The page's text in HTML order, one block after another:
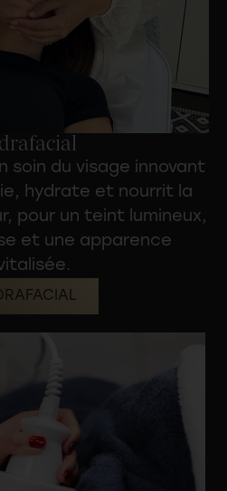
soin du visage innovant
hydrate et nourrit la
pour un teint lumineux,
et une apparence